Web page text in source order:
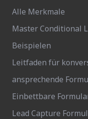
Alle Merkmale
Master Conditional
Beispielen
Leitfaden für
ansprechende
Einbettbare
Lead Capture